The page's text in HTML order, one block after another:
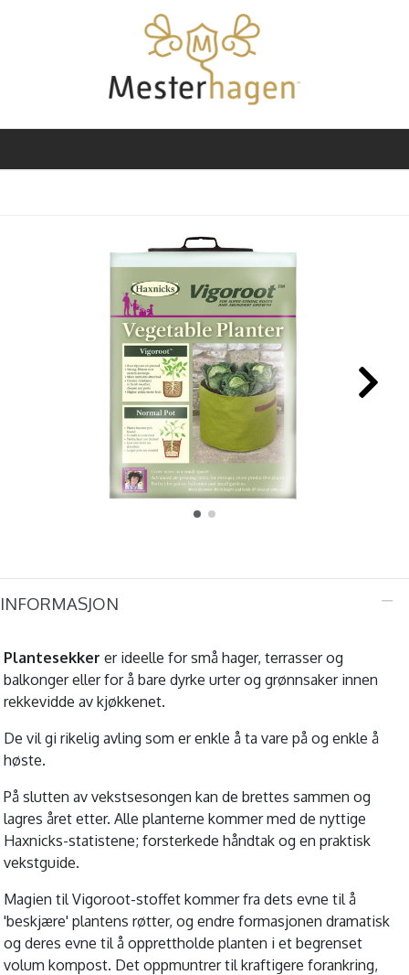
INFORMASJON
Plantesekker er ideelle for små hager, terrasser og
balkonger eller for å bare dyrke urter og grønnsaker innen
rekkevidde av kjøkkenet.
De vil gi rikelig avling som er enkle å ta vare på og enkle å
høste.
På slutten av vekstsesongen kan de brettes sammen og
lagres året etter. Alle planterne kommer med de nyttige
Haxnicks-statistene; forsterkede håndtak og en praktisk
vekstguide.
Magien til Vigoroot-stoffet kommer fra dets evne til å
'beskjære' plantens røtter, og endre formasjonen dramatisk
og deres evne til å opprettholde planten i et begrenset
volum kompost. Det oppmuntrer til kraftigere forankring,